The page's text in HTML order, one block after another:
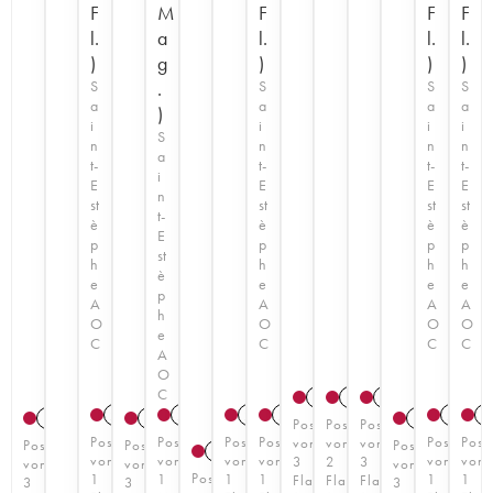
Posten
von
3
F
l.
)
S
a
i
n
t-
E
st
è
p
h
e
A
O
C
2023 T
Posten
von
1
1985
Posten
von
3
M
a
g
.
)
S
a
i
n
t-
E
st
è
p
h
e
A
O
C
T
Posten
von
1
1998
Posten
2019
Posten
von
1
F
l.
)
S
a
i
n
t-
E
st
è
p
h
e
A
O
C
2020 T
Posten
von
1
1997
Posten
von
3
Flaschen
1998
Posten
von
2
Flaschen
Posten
von
3
Flaschen
1985
Posten
von
3
F
l.
)
S
a
i
n
t-
E
st
è
p
h
e
A
O
C
2021
Posten
von
1
F
l.
)
S
a
i
n
t-
E
st
è
p
h
e
A
O
C
von
1